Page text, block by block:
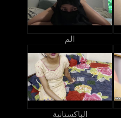
الم
الباكستانية